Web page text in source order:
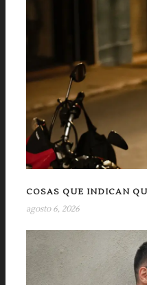
COSAS QUE INDICAN
agosto 6, 2026